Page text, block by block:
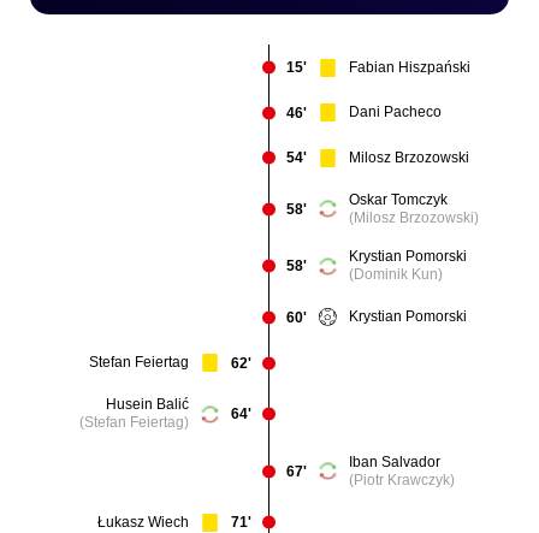
KUP BILET
15' Fabian Hiszpański
46' Dani Pacheco
54' Milosz Brzozowski
58'
Oskar Tomczyk
(Milosz Brzozowski)
58'
Krystian Pomorski
(Dominik Kun)
60' Krystian Pomorski
Stefan Feiertag 62'
Husein Balić
(Stefan Feiertag)
64'
67'
Iban Salvador
(Piotr Krawczyk)
Łukasz Wiech 71'